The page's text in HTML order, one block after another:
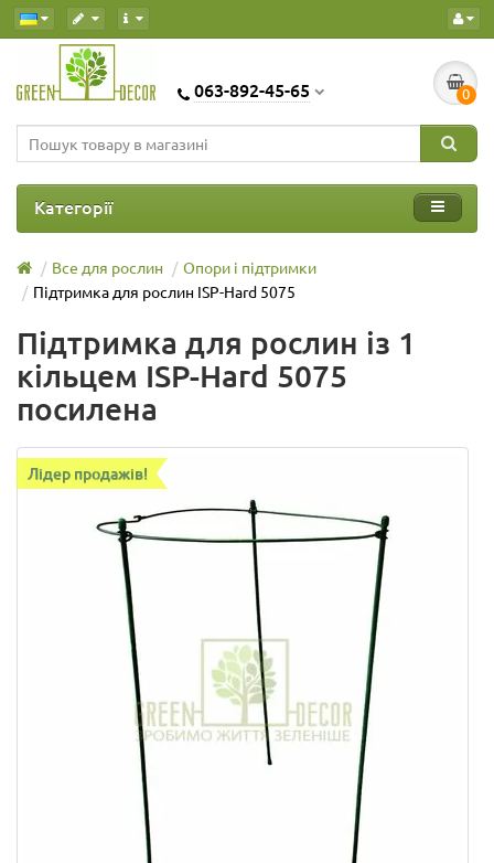
063-892-45-65 0
Категорії
Все для рослин
Опори і підтримки
Підтримка для рослин ISP-Hard 5075
Підтримка для рослин із 1
кільцем ISP-Hard 5075
посилена
Лідер продажів!